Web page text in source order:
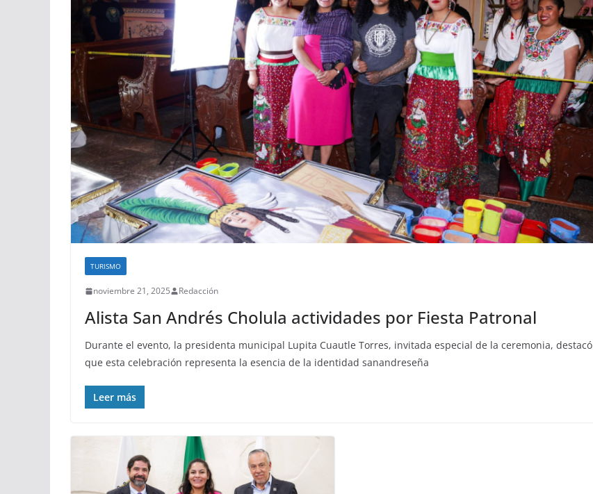
TURISMO
noviembre 21, 2025 Redacción
Alista San Andrés Cholula actividades por Fiesta Patronal
Durante el evento, la presidenta municipal Lupita Cuautle Torres, invitada especial de la ceremonia, destacó
que esta celebración representa la esencia de la identidad sanandreseña
Leer más